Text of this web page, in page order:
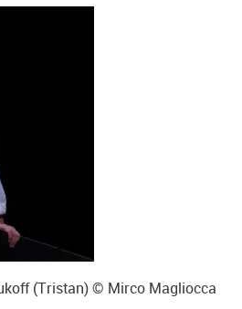
(Tristan) © Mirco Magliocca